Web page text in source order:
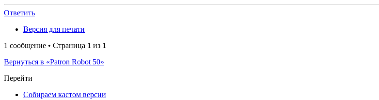
Ответить
Версия для печати
1 сообщение • Страница 1 из 1
Вернуться в «Patron Robot 50»
Перейти
Собираем кастом версии